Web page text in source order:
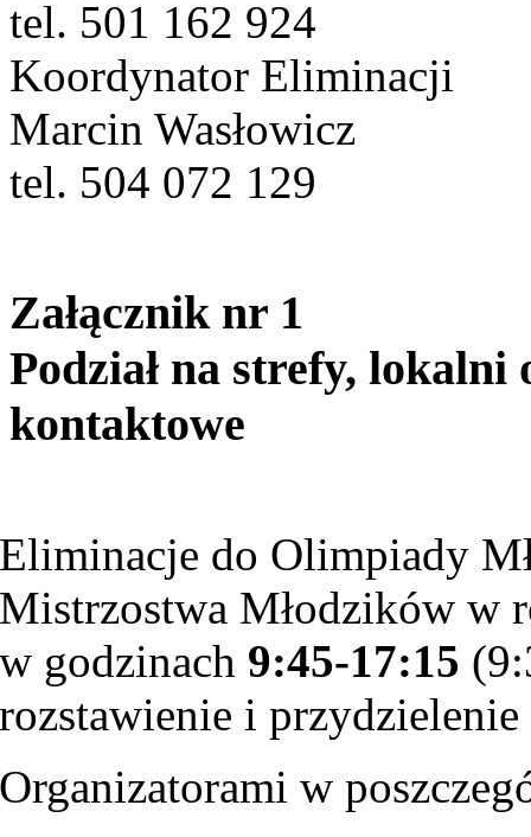
tel. 501 162 924
Koordynator Eliminacji
Marcin Wasłowicz
tel. 504 072 129
Załącznik nr 1
Podział na strefy,
kontaktowe
do Olimpiady
Młodzików w
godzinach 9:45-17:15
i
w